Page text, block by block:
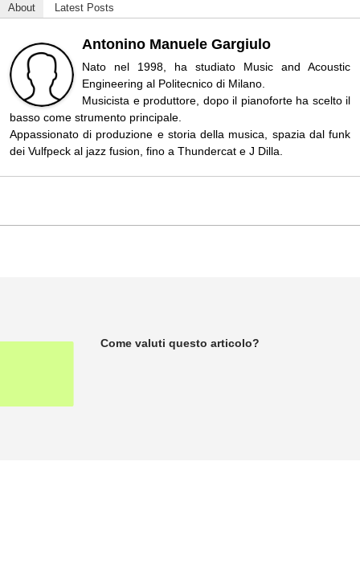
About Latest Posts
Antonino Manuele Gargiulo
Nato nel 1998, ha studiato Music and Acoustic
Engineering al Politecnico di Milano.
Musicista e produttore, dopo il pianoforte ha scelto il
basso come strumento principale.
Appassionato di produzione e storia della musica, spazia dal funk
dei Vulfpeck al jazz fusion, fino a Thundercat e J Dilla.
Come valuti questo articolo?